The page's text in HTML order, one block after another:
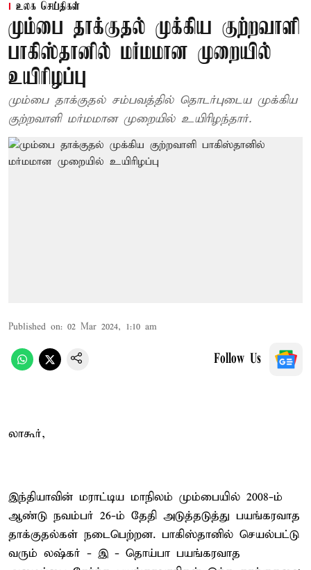
உலக செய்திகள்
மும்பை தாக்குதல் முக்கிய குற்றவாளி
பாகிஸ்தானில் மர்மமான முறையில்
உயிரிழப்பு
மும்பை தாக்குதல் சம்பவத்தில் தொடர்புடைய முக்கிய
குற்றவாளி மர்மமான முறையில் உயிரிழந்தார்.
Published on: 02 Mar 2024, 1:10 am
Follow Us
லாகூர்,
இந்தியாவின் மராட்டிய மாநிலம் மும்பையில் 2008-ம்
ஆண்டு நவம்பர் 26-ம் தேதி அடுத்தடுத்து பயங்கரவாத
தாக்குதல்கள் நடைபெற்றன. பாகிஸ்தானில் செயல்பட்டு
வரும் லஷ்கர் - இ - தொய்பா பயங்கரவாத